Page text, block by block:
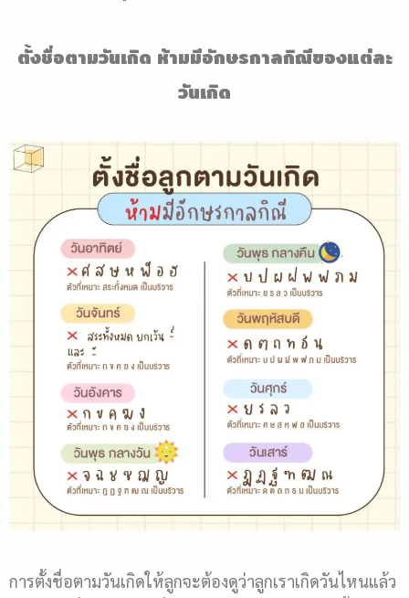
ตั้งชื่อตามวันเกิด ห้ามมีอักษรกาลกิณีของแต่ละ
วันเกิด
การตั้งชื่อตามวันเกิดให้ลูกจะต้องดูว่าลูกเราเกิดวันไหนแล้ว